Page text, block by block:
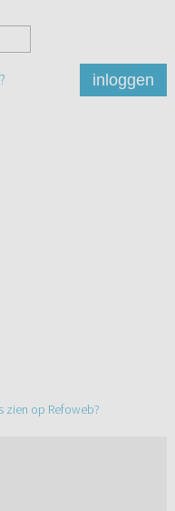
inloggen
zien op Refoweb?